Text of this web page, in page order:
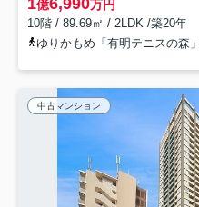
1億6,990万円
10階 / 89.69㎡ / 2LDK /築20年
ゆりかもめ「有明テニスの森
中古マンション